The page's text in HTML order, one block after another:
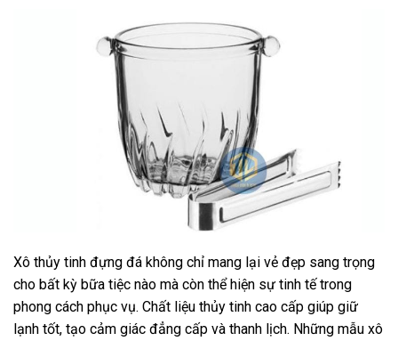
Xô thủy tinh đựng đá không chỉ mang lại vẻ đẹp sang trọng
cho bất kỳ bữa tiệc nào mà còn thể hiện sự tinh tế trong
phong cách phục vụ. Chất liệu thủy tinh cao cấp giúp giữ
lạnh tốt, tạo cảm giác đẳng cấp và thanh lịch. Những mẫu xô